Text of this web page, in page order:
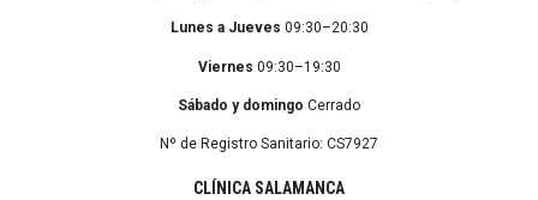
Lunes a Jueves 09:30–20:30
Viernes 09:30–19:30
Sábado y domingo Cerrado
Nº de Registro Sanitario: CS7927
CLÍNICA SALAMANCA